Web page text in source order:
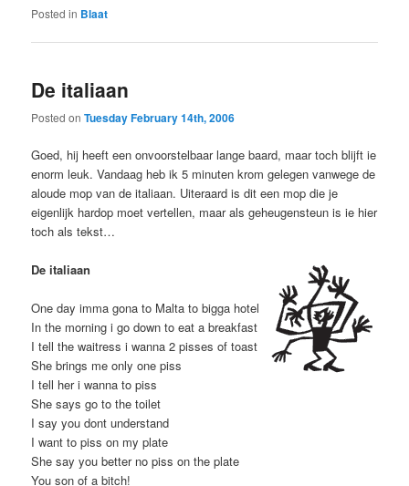
Posted in Blaat
De italiaan
Posted onTuesday February 14th, 2006
Goed, hij heeft een onvoorstelbaar lange baard, maar toch blijft ie
enorm leuk. Vandaag heb ik 5 minuten krom gelegen vanwege de
aloude mop van de italiaan. Uiteraard is dit een mop die je
eigenlijk hardop moet vertellen, maar als geheugensteun is ie hier
toch als tekst…
De italiaan
One day imma gona to Malta to bigga hotel
In the morning i go down to eat a breakfast
I tell the waitress i wanna 2 pisses of toast
She brings me only one piss
I tell her i wanna to piss
She says go to the toilet
I say you dont understand
I want to piss on my plate
She say you better no piss on the plate
You son of a bitch!